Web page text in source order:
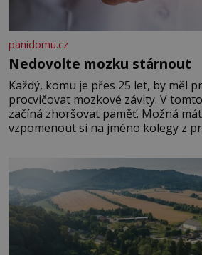
panidomu.cz
Nedovolte mozku stárnout
Každý, komu je přes 25 let, by měl
procvičovat mozkové závity. V
začíná zhoršovat paměť. Možná
vzpomenout si na jméno kolegy z
Je to opravdu tak, s věkem jako
rozhodla stávkovat. Cvičte